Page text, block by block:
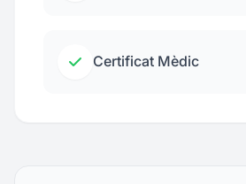
Certificat Mèdic